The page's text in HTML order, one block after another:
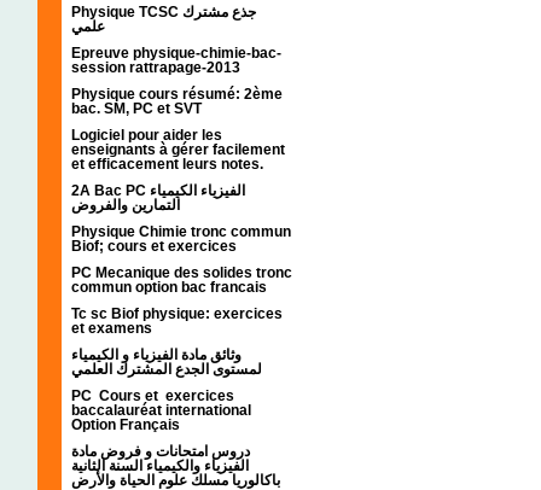
Physique TCSC جذع مشترك
علمي
Epreuve physique-chimie-bac-
session rattrapage-2013
Physique cours résumé: 2ème
bac. SM, PC et SVT
Logiciel pour aider les
enseignants à gérer facilement
et efficacement leurs notes.
2A Bac PC الفيزياء الكيمياء
التمارين والفروض
Physique Chimie tronc commun
Biof; cours et exercices
PC Mecanique des solides tronc
commun option bac francais
Tc sc Biof physique: exercices
et examens
وثائق مادة الفيزياء و الكيمياء
PC Cours et exercices
baccalauréat international
Option Français
دروس امتحانات و فروض مادة
الفيزياء والكيمياء السنة الثانية
باكالوريا مسلك علوم الحياة والأرض